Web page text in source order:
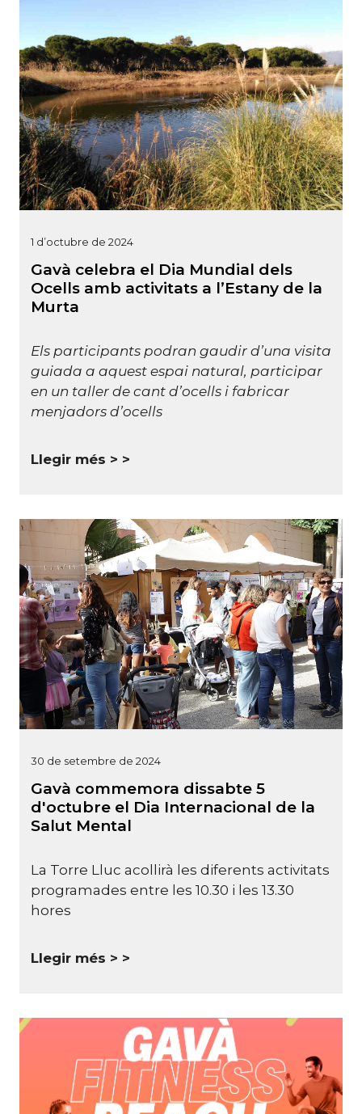
1 d’octubre de 2024
Gavà celebra el Dia Mundial dels
Ocells amb activitats a l’Estany de la
Murta
Els participants podran gaudir d’una visita
guiada a aquest espai natural, participar
en un taller de cant d’ocells i fabricar
menjadors d’ocells
Llegir més >
30 de setembre de 2024
Gavà commemora dissabte 5
d'octubre el Dia Internacional de la
Salut Mental
La Torre Lluc acollirà les diferents activitats
programades entre les 10.30 i les 13.30
hores
Llegir més >